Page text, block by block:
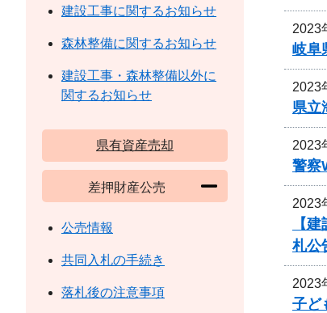
2023
岐阜
2023
県立
2023
警察
2023
【
札公
2023
子ど
建設工事に関するお知らせ
森林整備に関するお知らせ
建設工事・森林整備以外に
関するお知らせ
県有資産売却
差押財産公売
公売情報
共同入札の手続き
落札後の注意事項